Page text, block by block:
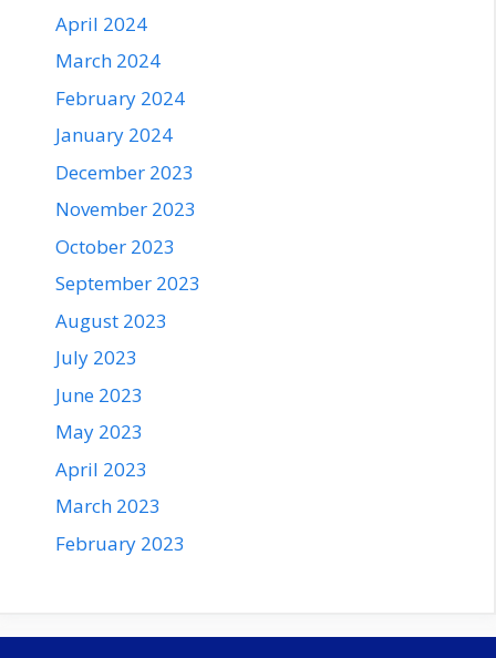
April 2024
March 2024
February 2024
January 2024
December 2023
November 2023
October 2023
September 2023
August 2023
July 2023
June 2023
May 2023
April 2023
March 2023
February 2023